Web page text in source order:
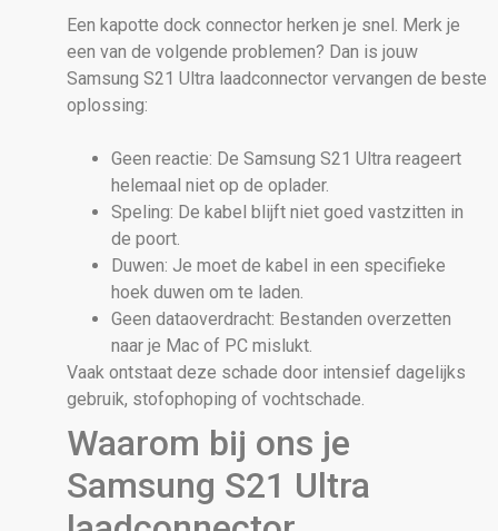
Een kapotte dock connector herken je snel. Merk je
een van de volgende problemen? Dan is jouw
Samsung S21 Ultra laadconnector vervangen de beste
oplossing:
Geen reactie: De Samsung S21 Ultra reageert
helemaal niet op de oplader.
Speling: De kabel blijft niet goed vastzitten in
de poort.
Duwen: Je moet de kabel in een specifieke
hoek duwen om te laden.
Geen dataoverdracht: Bestanden overzetten
naar je Mac of PC mislukt.
Vaak ontstaat deze schade door intensief dagelijks
gebruik, stofophoping of vochtschade.
Waarom bij ons je
Samsung S21 Ultra